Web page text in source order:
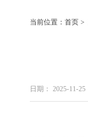
当前位置： 首页 >
日期： 2025-11-25